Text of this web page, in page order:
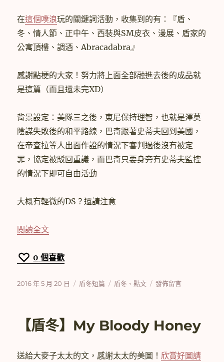
在這個噗浪玩的關鍵詞活動，收集到的有：『盾、
冬、情人節、正中午、西裝與SM皮衣、漫展、盾家的
公寓頂樓、調酒、Abracadabra』
感謝點梗的大家！努力將上面全部融進去後的成品就
是這篇（而且還未完XD）
背景設定：美隊三之後，東尼保持理智，也就是澤莫
陰謀失敗後的和平路線，巴奇跟著史蒂夫回到美國，
在帝查拉等人出面作證的情況下審判過後沒有被定
罪，協定被駁回重議，而巴奇只要身旁有史蒂夫監控
的情況下即可自由活動
大概有輕微的DS？還請注意
閱讀全文〈[美隊3]【盾冬】Between The Sheets（上）
0 個喜歡
發
2016 年 5 月 20 日
分
盾冬短篇
標
盾冬 、點文
在
【盾
The
發佈留言
【盾冬】My Bloody Honey
送給大麥子太太的文，感謝太太的美圖！ 欣賞好圖請